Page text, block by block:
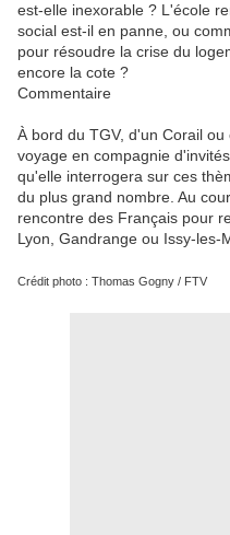
est-elle inexorable ? L'école
social est-il en panne, ou
pour résoudre la crise du
encore la cote ?
Commentaire
À bord du TGV, d'un Corail
voyage en compagnie
qu'elle interrogera sur ces
du plus grand nombre. Au
rencontre des Français pour
Lyon, Gandrange ou Issy-les-
Crédit photo : Thomas Gogny / FTV